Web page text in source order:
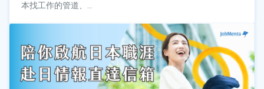
本找工作的管道、...